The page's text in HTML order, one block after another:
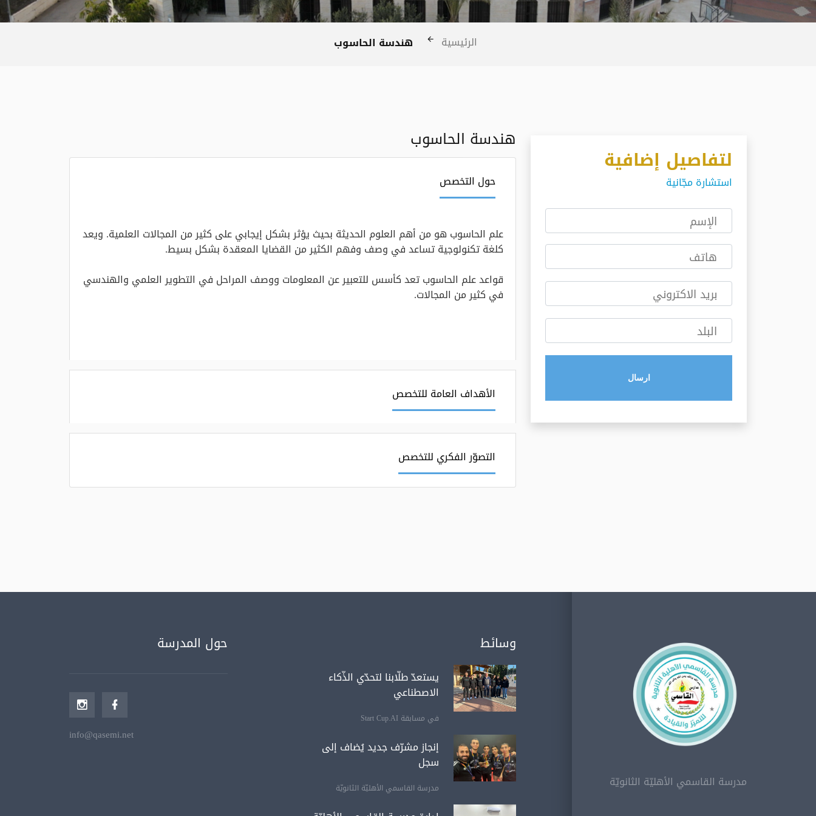
الرئيسية هندسة الحاسوب
هندسة الحاسوب
حول التخصص
علم الحاسوب هو من أهم العلوم الحديثة بحيث يؤثر بشكل إيجابي على كثير من المجالات العلمية. ويعد
كلغة تكنولوجية تساعد في وصف وفهم الكثير من القضايا المعقدة بشكل بسيط.
قواعد علم الحاسوب تعد كأسس للتعبير عن المعلومات ووصف المراحل في التطوير العلمي والهندسي
في كثير من المجالات.
الأهداف العامة للتخصص
التصوّر الفكري للتخصص
لتفاصيل إضافية
استشارة مجّانية
الإسم
هاتف
بريد الاكتروني
البلد
ارسال
مدرسة القاسمي الأهليّة الثانويّة
وسائط
يستعدّ طلّابنا لتحدّي الذّكاء
الاصطناعي
في مسابقة Start Cup.AI
إنجاز مشرّف جديد يُضاف إلى
سجل
مدرسة القاسمي الأهليّة الثانويّة
حول المدرسة
info@qasemi.net